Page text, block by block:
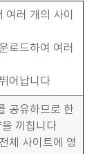
러 개의 사이
로드하여 여러
어납니다
공유하므로 한
끼칩니다
체 사이트에 영